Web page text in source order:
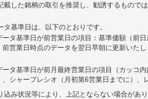
載した銘柄の取引を推奨し、勧誘するもので
タ基準日は、以下のとおりです。
ータ基準日が前営業日の項目：基準価額（前
営業日時点のデータを翌日早朝に更新いた
ータ基準日が前月最終営業日の項目（カッコ
、シャープレシオ（月初第6営業日までに）
込み状況等により、上記とならない場合があ